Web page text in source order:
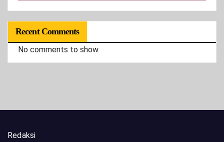
Recent Comments
No comments to show.
Redaksi